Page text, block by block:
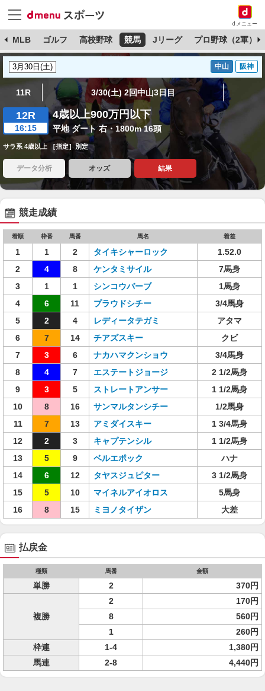
dメニュー
MLB ゴルフ 高校野球 競馬 Jリーグ プロ野球（2軍）
中山 阪神
11R 3/30(土) 2回中山3日目
12R
16:15
4歳以上900万円以下
平地 ダート 右・1800m 16頭
サラ系 4歳以上 ［指定］別定
データ分析 オッズ 結果
競走成績
着順 枠番 馬番 馬名 着差
1 1 2 タイキシャーロック
1.52.0
2
4 8 ケンタミサイル
7馬身
3
1 1 シンコウバーブ
1馬身
4
6 11 プラウドシチー
3/4馬身
5
2 4 レディータテガミ
アタマ
6
7 14 チアズスキー
クビ
7
3 6 ナカハマクンショウ
3/4馬身
8
4 7 エステートジョージ
2 1/2馬身
9
3 5 ストレートアンサー
1 1/2馬身
10
8 16 サンマルタンシチー
1/2馬身
11
7 13 アミダイスキー
1 3/4馬身
12
2 3 キャプテンシル
1 1/2馬身
13
5 9 ベルエポック
ハナ
14
6 12 タヤスジュピター
3 1/2馬身
15
5 10 マイネルアイオロス
5馬身
16
8 15 ミヨノタイザン 大差
払戻金
種類 馬番 金額
単勝 2 370円
複勝
2
170円
8
560円
1
260円
枠連
1-4
1,380円
馬連
2-8 4,440円